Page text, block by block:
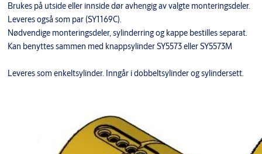
Brukes på utside eller innside dør avhengig av valgte monteringsdeler.
Leveres også som par (SY1169C).
Nødvendige monteringsdeler, sylinderring og kappe bestilles separat.
Kan benyttes sammen med knappsylinder SY5573 eller SY5573M
Leveres som enkeltsylinder. Inngår i dobbeltsylinder og sylindersett.